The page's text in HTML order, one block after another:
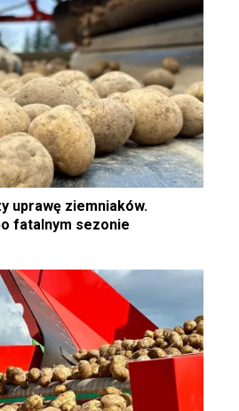
uprawę ziemniaków.
fatalnym sezonie